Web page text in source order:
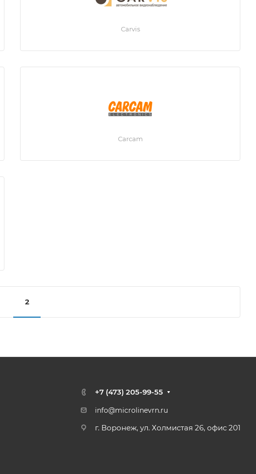
Carvis
Carcam
2
+7 (473) 205-99-55
info@microlinevrn.ru
г. Воронеж, ул. Холмистая 26, офис 201